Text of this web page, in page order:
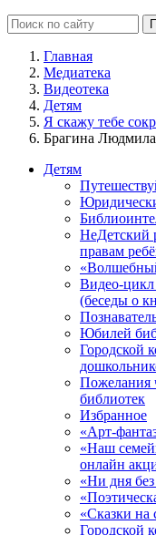
Главная
Медиатека
Видеотека
Детям
Я скажу тебе
Брагина
Детям
НеДетский
правам
Видео-цикл
(беседы о
Юбилей
Городской
Пожелания
библиотек
Избранное
«Арт-
«Наш
онлайн
«Ни дня
«Сказки на
Городской